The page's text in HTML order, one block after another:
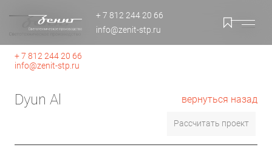
+ 7 812 244 20 66
info@zenit-stp.ru
+ 7 812 244 20 66
info@zenit-stp.ru
Dyun Al
Рассчитать проект
вернуться назад